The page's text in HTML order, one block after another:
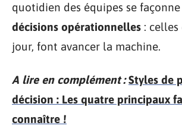
quotidien des équipes se façonne
décisions opérationnelles :
jour, font avancer la machine.
A lire en complément : Styles de
décision : Les quatre principaux
connaître !